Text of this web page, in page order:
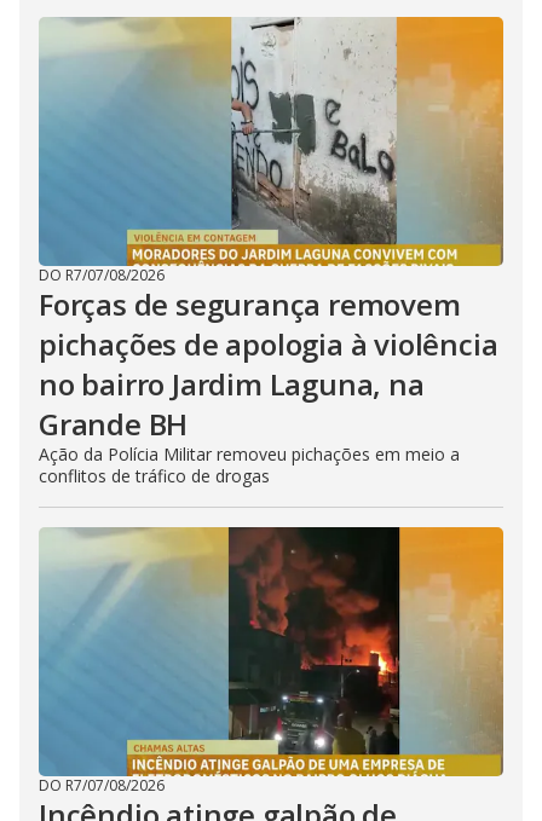
DO R7/07/08/2026
Forças de segurança removem
pichações de apologia à violência
no bairro Jardim Laguna, na
Grande BH
Ação da Polícia Militar removeu pichações em meio a
conflitos de tráfico de drogas
DO R7/07/08/2026